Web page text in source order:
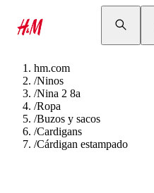
hm.com
/Ninos
/Nina 2 8a
/Ropa
/Buzos y sacos
/Cardigans
/Cárdigan estampado